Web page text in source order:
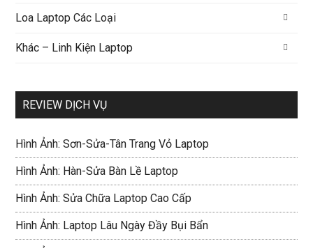
Loa Laptop Các Loại
Khác – Linh Kiện Laptop
REVIEW DỊCH VỤ
Hình Ảnh: Sơn-Sửa-Tân Trang Vỏ Laptop
Hình Ảnh: Hàn-Sửa Bàn Lề Laptop
Hình Ảnh: Sửa Chữa Laptop Cao Cấp
Hình Ảnh: Laptop Lâu Ngày Đầy Bụi Bẩn